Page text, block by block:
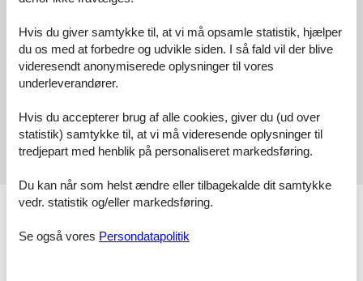
4,0
1 ekstern anmeldelse
Generel:
Für Familien mit Kindern absolut empfohlen. Es gilt zu Bedenken,
dass die Neue Reihe direkt zum Eltern-Schlafzimmer rausgeht (und
dort niemand die vorgeschriebenen 30km/h fährt)
Faciliteter
Afstand
Restaurant afstand
Hvis du giver samtykke til, at vi må opsamle statistik, hjælper
du os med at forbedre og udvikle siden. I så fald vil der blive
videresendt anonymiserede oplysninger til vores
underleverandører.
Hvis du accepterer brug af alle cookies, giver du (ud over
statistik) samtykke til, at vi må videresende oplysninger til
tredjepart med henblik på personaliseret markedsføring.
Du kan når som helst ændre eller tilbagekalde dit samtykke
vedr. statistik og/eller markedsføring.
Se også vores Persondatapolitik